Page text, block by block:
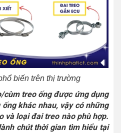
biến trên thị trường
cùm treo ống được ứng dụng
khác nhau, vậy có những
và loại đai treo nào phù hợp.
chút thời gian tìm hiểu tại